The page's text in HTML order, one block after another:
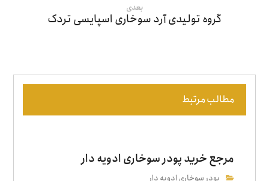
بعدی
گروه تولیدی آرد سوخاری اسپایسی تردک
مطالب مرتبط
مرجع خرید پودر سوخاری ادویه دار
پودر سوخاری ادویه دار